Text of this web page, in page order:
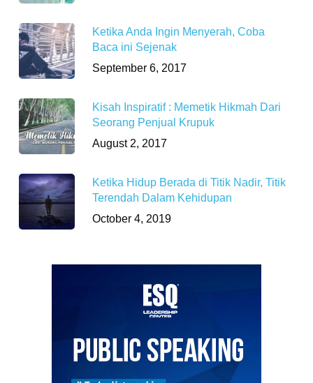
Ketika Anda Ingin Menyerah, Coba
Baca ini Sejenak
September 6, 2017
Kisah Inspiratif : Memetik Hikmah Dari
Seorang Penjual Krupuk
August 2, 2017
Ketika Hidup Berada di Titik Nadir, Titik
Terendah Dalam Kehidupan
October 4, 2019